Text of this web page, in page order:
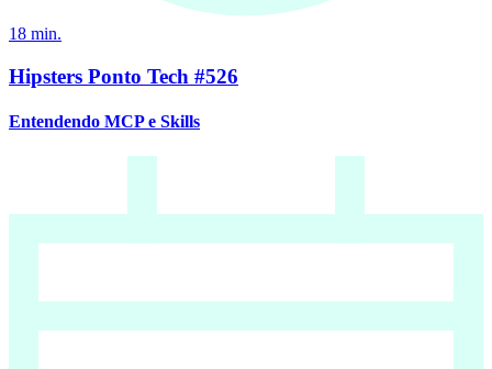
18 min.
Hipsters Ponto Tech #526
Entendendo MCP e Skills